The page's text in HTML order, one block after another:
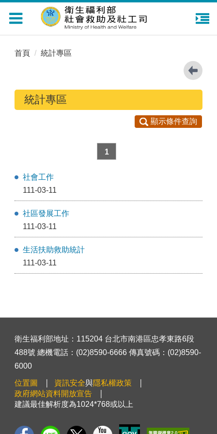
Toggle
navigation
首頁 統計專區
統計專區
顯示條件查詢
1
社會工作
111-03-11
社區發展工作
111-03-11
生活扶助救助統計
111-03-11
衛生福利部地址：115204 台北市南港區忠孝東路6段
488號 總機電話：(02)8590-6666 傳真號碼：(02)8590-
6000
位置圖 資訊安全與隱私權政策
政府網站資料開放宣告
建議最佳解析度為1024*768或以上